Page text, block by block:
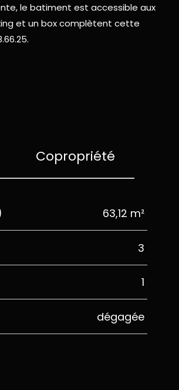
le batiment est accessible aux
et un box complètent cette
Copropriété
63,12 m²
3
1
dégagée